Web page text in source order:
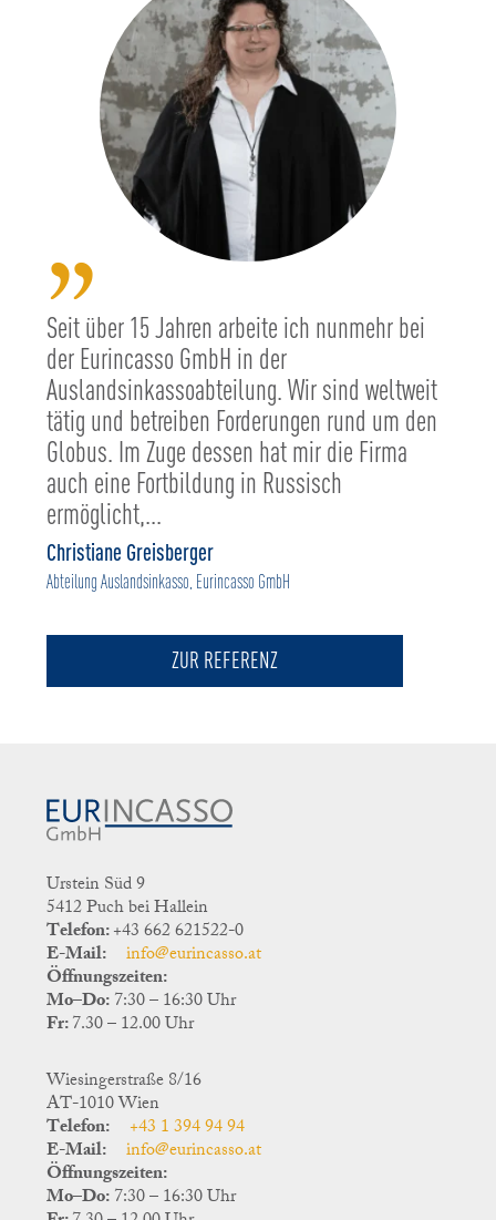
”
Seit über 15 Jahren arbeite ich nunmehr bei
der Eurincasso GmbH in der
Auslandsinkassoabteilung. Wir sind weltweit
tätig und betreiben Forderungen rund um den
Globus. Im Zuge dessen hat mir die Firma
auch eine Fortbildung in Russisch
ermöglicht,...
Christiane Greisberger
Abteilung Auslandsinkasso, Eurincasso GmbH
ZUR REFERENZ
Urstein Süd 9
5412 Puch bei Hallein
Telefon:+43 662 621522-0
E-Mail: info@eurincasso.at
Öffnungszeiten:
Mo–Do:7:30 – 16:30 Uhr
Fr:7.30 – 12.00 Uhr
Wiesingerstraße 8/16
AT-1010 Wien
Telefon: +43 1 394 94 94
E-Mail: info@eurincasso.at
Öffnungszeiten:
Mo–Do:7:30 – 16:30 Uhr